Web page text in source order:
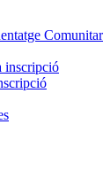
inscripció